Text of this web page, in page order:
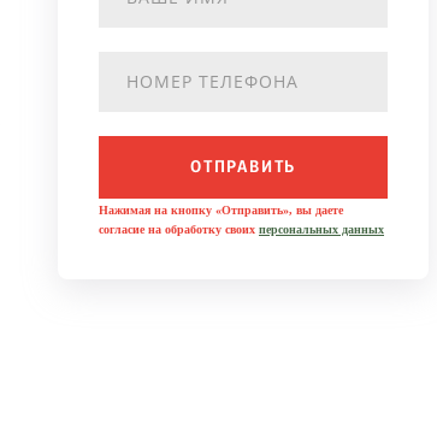
ОТПРАВИТЬ
Нажимая на кнопку «Отправить», вы даете
согласие на обработку своих персональных данных